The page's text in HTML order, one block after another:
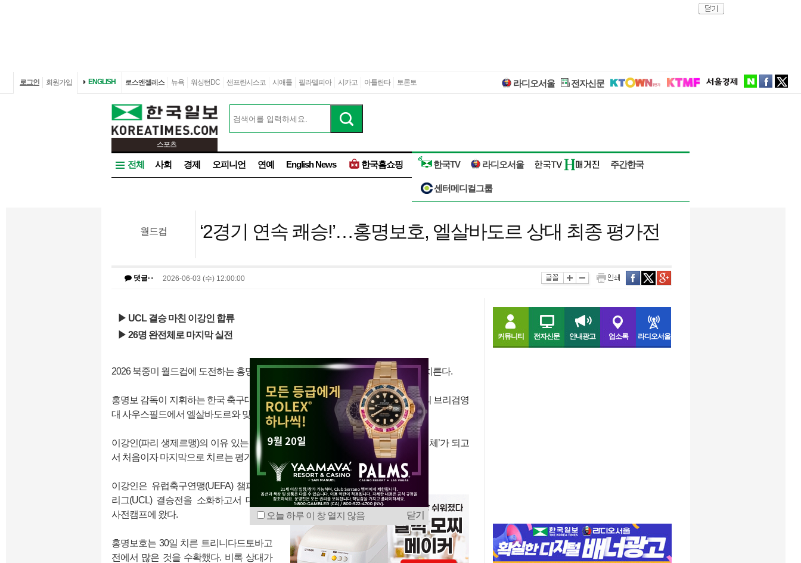
로그인 회원가입 ENGLISH 로스앤젤레스 뉴욕 워싱턴DC 샌프란시스코 시애틀 필라델피아 시카고 아틀란타 토론토 라디오서울 전자신문 naverfacebooktwitter
스포츠
전체 사회 경제 오피니언 연예 English News 한국홈쇼핑 한국TV 라디오서울 주간한국
센터메디컬그룹
월드컵 ‘2경기 연속 쾌승!’…홍명보호, 엘살바도르 상대 최종 평가전
댓글 2026-06-03 (수) 12:00:00 인쇄 facebooktwitter구글
▶ UCL 결승 마친 이강인 합류
▶ 26명 완전체로 마지막 실전
2026 북중미 월드컵에 도전하는 홍명보호가 엘살바도르를 상대로 최종 평가전을 치른다.
홍명보 감독이 지휘하는 한국 축구대표팀은 3일(LA시간 오후 6시) 유타주 프로보의 브리검영
대 사우스필드에서 엘살바도르와 맞붙는다.
이강인(파리 생제르맹)의 이유 있는 지각 합류로 26명의 태극전사가 다 모인 ‘완전체’가 되고
서 처음이자 마지막으로 치르는 평가전이다.
이강인은 유럽축구연맹(UEFA) 챔피언스
리그(UCL) 결승전을 소화하고서 대표팀
사전캠프에 왔다.
홍명보호는 30일 치른 트리니다드토바고
전에서 많은 것을 수확했다. 비록 상대가
커뮤니티 전자신문 안내광고 업소록 라디오서울
오늘 하루 이 창 열지 않음 닫기